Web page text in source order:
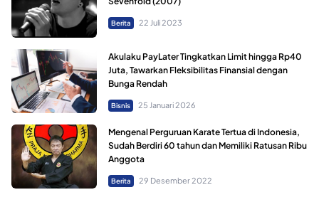
Berita 22 Juli 2023
Akulaku PayLater Tingkatkan Limit hingga Rp40
Juta, Tawarkan Fleksibilitas Finansial dengan
Bunga Rendah
Bisnis 25 Januari 2026
Mengenal Perguruan Karate Tertua di Indonesia,
Sudah Berdiri 60 tahun dan Memiliki Ratusan Ribu
Anggota
Berita 29 Desember 2022